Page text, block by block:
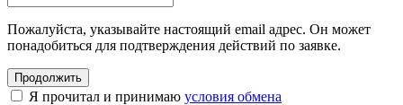
Пожалуйста, указывайте настоящий email адрес. Он может
понадобиться для подтверждения действий по заявке.
Я прочитал и принимаю условия обмена